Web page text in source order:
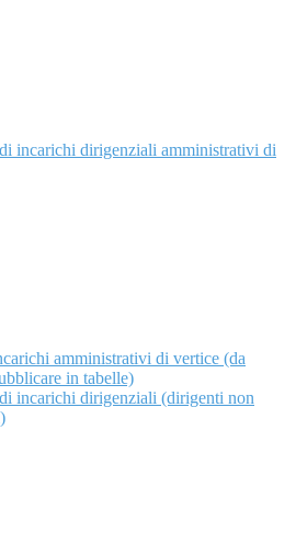
incarichi dirigenziali amministrativi di
amministrativi di vertice (da
in tabelle)
incarichi dirigenziali (dirigenti non